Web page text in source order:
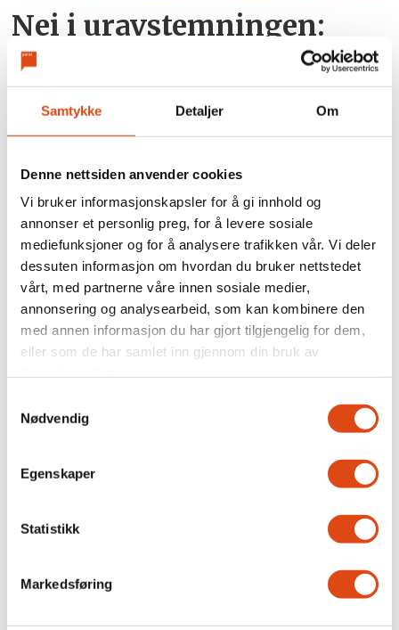
Samtykke Detaljer Om
Denne nettsiden anvender cookies
Vi bruker informasjonskapsler for å gi innhold og
annonser et personlig preg, for å levere sosiale
mediefunksjoner og for å analysere trafikken vår. Vi deler
dessuten informasjon om hvordan du bruker nettstedet
vårt, med partnerne våre innen sosiale medier,
annonsering og analysearbeid, som kan kombinere den
med annen informasjon du har gjort tilgjengelig for dem,
eller som de har samlet inn gjennom din bruk av
Nødvendig
Egenskaper
Statistikk
Markedsføring
Nei i uravstemningen:
Kabinansatte i SAS krever
nye samtaler
Arbeidsgivere kan få fire
års lønnstilskudd for unge